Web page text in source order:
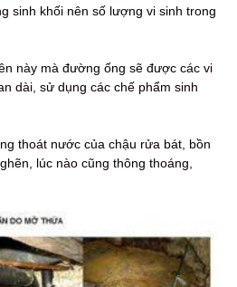
sinh khối nên số lượng vi sinh trong
này mà đường ống sẽ được các vi
dài, sử dụng các chế phẩm sinh
thoát nước của chậu rửa bát, bồn
lúc nào cũng thông thoáng,